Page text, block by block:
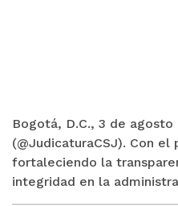
Bogotá, D.C., 3 de agosto
(@JudicaturaCSJ). Con
fortaleciendo la
integridad en la